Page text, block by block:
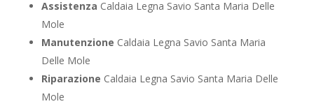
Assistenza Caldaia Legna Savio Santa Maria Delle
Mole
Manutenzione Caldaia Legna Savio Santa Maria
Delle Mole
Riparazione Caldaia Legna Savio Santa Maria Delle
Mole